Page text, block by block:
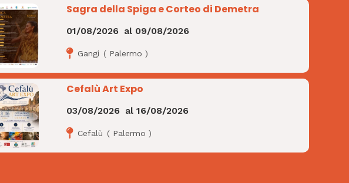
Sagra della Spiga e Corteo di Demetra
01/08/2026 al 09/08/2026
Gangi ( Palermo )
Cefalù Art Expo
03/08/2026 al16/08/2026
Cefalù ( Palermo )